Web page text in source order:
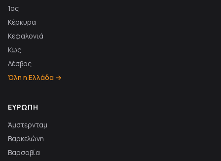
Ίος
Κέρκυρα
Κεφαλονιά
Κως
Λέσβος
Όλη η Ελλάδα →
ΕΥΡΏΠΗ
Άμστερνταμ
Βαρκελώνη
Βαρσοβία